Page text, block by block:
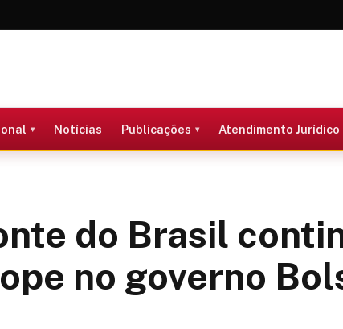
Notícias Publicações Atendimento Jurídico
do Brasil
no governo